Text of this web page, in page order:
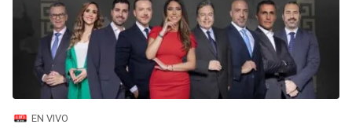
EN VIVO